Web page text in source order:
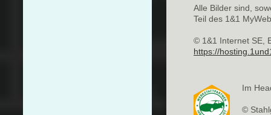
Alle Bilder sind,
Teil des 1&1
© 1&1 Internet SE,
https://
Im
©